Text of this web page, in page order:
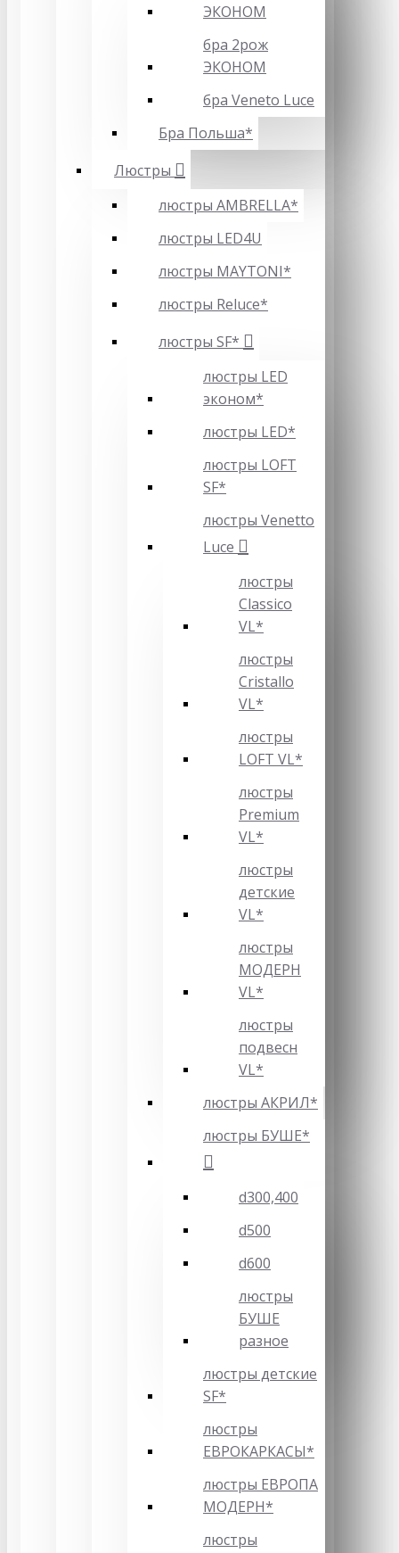
ЭКОНОМ
бра 2рож
ЭКОНОМ
бра Veneto Luce
Бра Польша*
Люстры
люстры AMBRELLA*
люстры LED4U
люстры MAYTONI*
люстры Reluce*
люстры SF*
люстры LED
эконом*
люстры LED*
люстры LOFT
SF*
люстры Venetto
Luce
люстры
Classico
VL*
люстры
Cristallo
VL*
люстры
LOFT VL*
люстры
Premium
VL*
люстры
детские
VL*
люстры
МОДЕРН
VL*
люстры
подвесн
VL*
люстры АКРИЛ*
люстры БУШЕ*
d300,400
d500
d600
люстры
БУШЕ
разное
люстры детские
SF*
люстры
ЕВРОКАРКАСЫ*
люстры ЕВРОПА
МОДЕРН*
люстры